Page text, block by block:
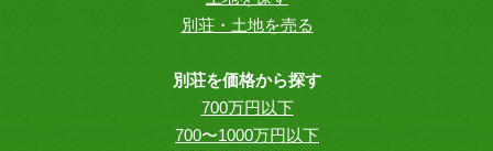
別荘・土地を売る
別荘を価格から探す
700万円以下
700〜1000万円以下